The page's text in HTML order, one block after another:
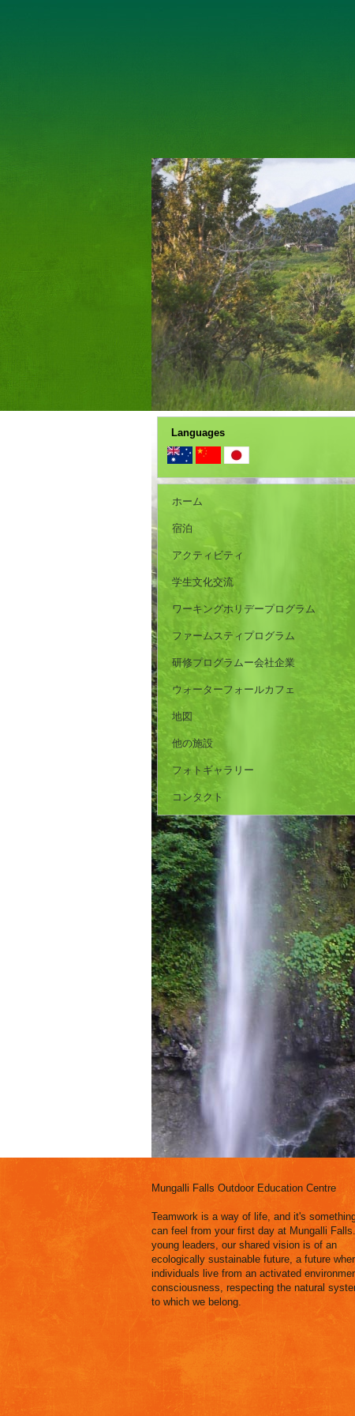
Languages
ホーム
宿泊
アクティビティ
学生文化交流
ワーキングホリデープログラム
ファームスティプログラム
研修プログラムー会社企業
ウォーターフォールカフェ
地図
他の施設
フォトギャラリー
コンタクト
Mungalli Falls Outdoor Education Centre
Teamwork is a way of life, and it's
can feel from your first day at Mungalli
young leaders, our shared vision is of an
ecologically sustainable future, a future
individuals live from an activated
consciousness, respecting the natural
to which we belong.